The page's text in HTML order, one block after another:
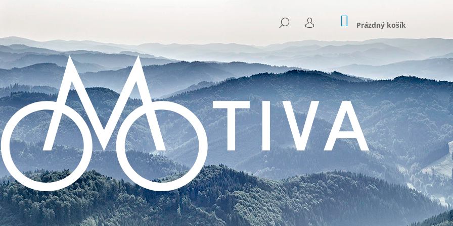
HLEDAT
PŘIHLÁŠENÍ
NÁKUPNÍ
KOŠÍK
Prázdný košík
CO POTŘEBUJETE NAJÍT?
HLEDAT
DOPORUČUJEME
SAMOLEPÍCÍCH ZÁPLAT NA DUŠE
Kč